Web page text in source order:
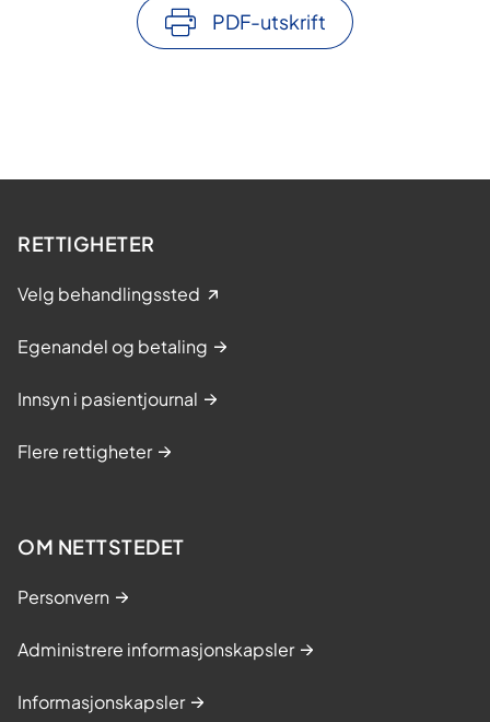
PDF-utskrift
RETTIGHETER
Velg behandlingssted
Egenandel og betaling
Innsyn i pasientjournal
Flere rettigheter
OM NETTSTEDET
Personvern
Administrere informasjonskapsler
Informasjonskapsler